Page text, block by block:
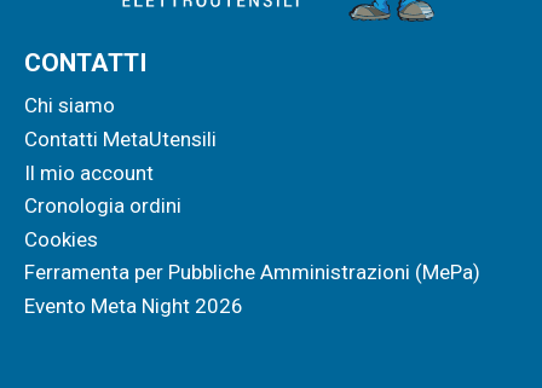
CONTATTI
Chi siamo
Contatti MetaUtensili
Il mio account
Cronologia ordini
Cookies
Ferramenta per Pubbliche Amministrazioni (MePa)
Evento Meta Night 2026